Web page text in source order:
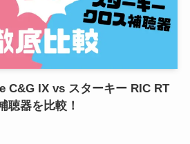
C&G IX vs スターキー RIC RT
聴器を比較！